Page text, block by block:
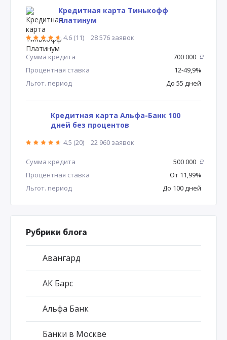
Кредитная карта Тинькофф
Платинум
4.6 (11) 28 576 заявок
Сумма кредита 700 000 Р
Процентная ставка
12-49,9%
Льгот. период
До 55 дней
Кредитная карта Альфа-Банк 100
дней без процентов
4.5 (20) 22 960 заявок
Сумма кредита 500 000 Р
Процентная ставка
От 11,99%
Льгот. период
До 100 дней
Рубрики блога
Авангард
АК Барс
Альфа Банк
Банки в Москве